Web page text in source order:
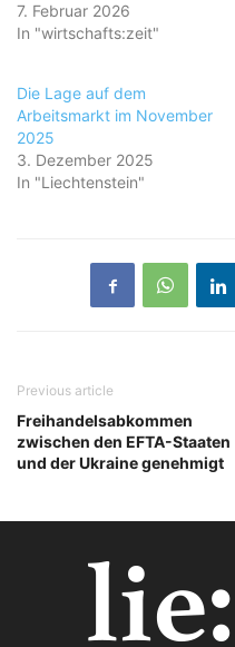
7. Februar 2026
In "wirtschafts:zeit"
Die Lage auf dem
Arbeitsmarkt im November
2025
3. Dezember 2025
In "Liechtenstein"
Previous article
Freihandelsabkommen
zwischen den EFTA-Staaten
und der Ukraine genehmigt